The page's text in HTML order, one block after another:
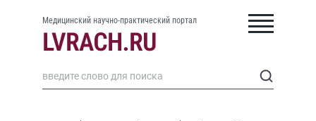
Медицинский научно-практический портал